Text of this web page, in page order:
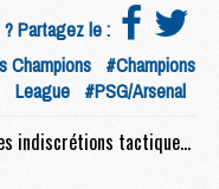
Partagez le :
Champions #Champions
League #PSG/Arsenal
Match : Les dernières petites indiscrétions tactiques avant PSG/Arsenal